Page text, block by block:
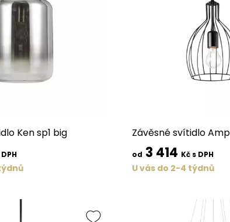
Ken sp1 big Závěsné svítidlo
od 3 414 Kč s DPH
U vás do 2-4 týdnů